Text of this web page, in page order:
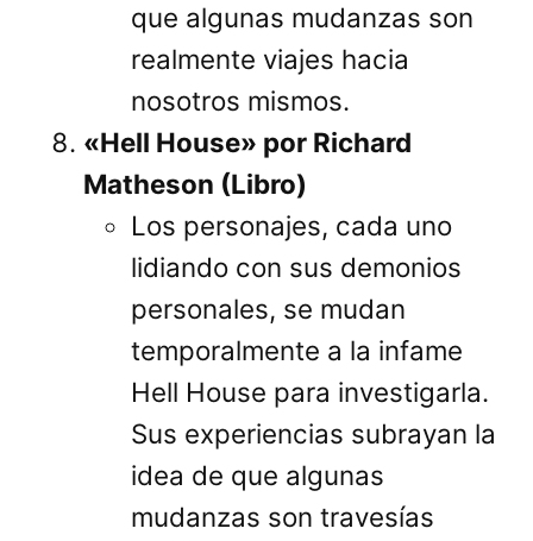
que algunas mudanzas son
realmente viajes hacia
nosotros mismos.
«Hell House» por Richard
Matheson (Libro)
Los personajes, cada uno
lidiando con sus demonios
personales, se mudan
temporalmente a la infame
Hell House para investigarla.
Sus experiencias subrayan la
idea de que algunas
mudanzas son travesías